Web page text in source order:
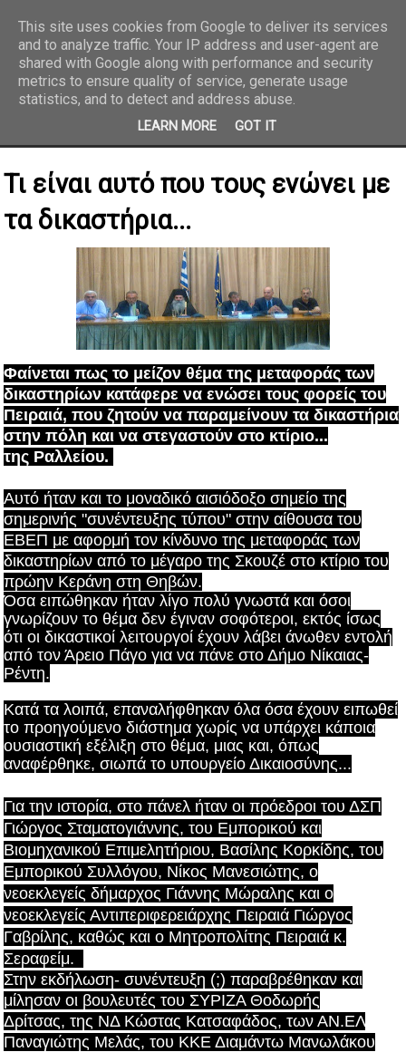
REPORTAZ NET
Τι είναι αυτό που τους ενώνει με
τα δικαστήρια...
Φαίνεται πως το μείζον θέμα της μεταφοράς των
δικαστηρίων κατάφερε να ενώσει τους φορείς του
Πειραιά, που ζητούν να παραμείνουν τα δικαστήρια
στην πόλη και να στεγαστούν στο κτίριο...
της Ραλλείου.
Αυτό ήταν και το μοναδικό αισιόδοξο σημείο της
σημερινής "συνέντευξης τύπου" στηναίθουσα του
ΕΒΕΠ με αφορμή τον κίνδυνο της μεταφοράς των
δικαστηρίων από το μέγαρο της Σκουζέ στο κτίριο του
πρώην Κεράνη στη Θηβών.
Όσα ειπώθηκαν ήταν λίγο πολύ γνωστά και όσοι
γνωρίζουν το θέμα δεν έγιναν σοφότεροι, εκτός ίσως
ότι οι δικαστικοί λειτουργοί έχουν λάβει άνωθεν εντολή
από τον Άρειο Πάγο για να πάνε στο Δήμο Νίκαιας-
Ρέντη.
Κατά τα λοιπά, επαναλήφθηκαν όλα όσα έχουν ειπωθεί
το προηγούμενο διάστημα χωρίς να υπάρχει κάποια
ουσιαστική εξέλιξη στο θέμα, μιας και, όπως
αναφέρθηκε, σιωπά το υπουργείο Δικαιοσύνης...
Για την ιστορία, στο πάνελ ήτανοι πρόεδροι του ΔΣΠ
Γιώργος Σταματογιάννης, του Εμπορικού και
Βιομηχανικού Επιμελητήριου, Βασίλης Κορκίδης, του
Εμπορικού Συλλόγου, Νίκος Μανεσιώτης, ο
νεοεκλεγείς δήμαρχος Γιάννης Μώραλης και ο
νεοεκλεγείς Αντιπεριφερειάρχης Πειραιά Γιώργος
Γαβρίλης, καθώς και ο Μητροπολίτης Πειραιά κ.
Σεραφείμ.
Στην εκδήλωση- συνέντευξη (;) παραβρέθηκαν και
μίλησαν οι βουλευτέςτου ΣΥΡΙΖΑ Θοδωρής
Δρίτσας, της ΝΔ Κώστας Κατσαφάδος, των ΑΝ.ΕΛ
Παναγιώτης Μελάς, του ΚΚΕ Διαμάντω Μανωλάκου
This site uses cookies from Google to deliver its services
and to analyze traffic. Your IP address and user-agent are
shared with Google along with performance and security
metrics to ensure quality of service, generate usage
statistics, and to detect and address abuse.
LEARN MORE GOT IT